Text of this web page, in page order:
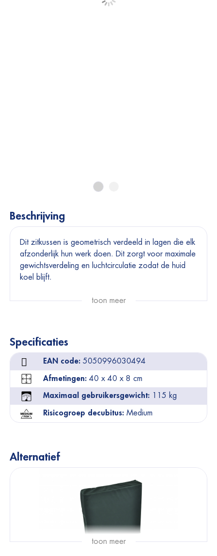
Beschrijving
Dit zitkussen is geometrisch verdeeld in lagen die elk
afzonderlijk hun werk doen. Dit zorgt voor maximale
gewichtsverdeling en luchtcirculatie zodat de huid
koel blijft.
Inclusief Harley Premium Dartex hoes (waterdichte
Verkrijgbaar in verschillende maten.
toon meer
Specificaties
EAN code: 5050996030494
Afmetingen: 40 x 40 x 8 cm
Maximaal gebruikersgewicht: 115 kg
Risicogroep decubitus: Medium
Alternatief
toon meer